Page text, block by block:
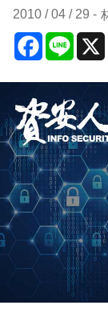
2010 / 04 / 29
Facebook
Line